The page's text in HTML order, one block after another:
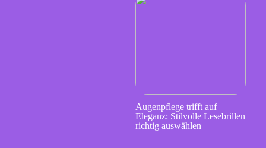
Augenpflege trifft auf
Eleganz: Stilvolle Lesebrillen
richtig auswählen